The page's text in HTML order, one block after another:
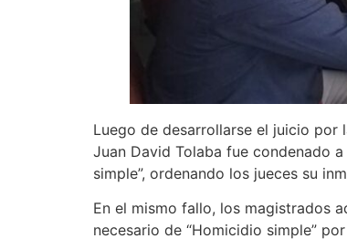
Luego de desarrollarse el juicio por
Juan David Tolaba fue condenado
simple”, ordenando los jueces su
En el mismo fallo, los magistrados
necesario de “Homicidio simple”